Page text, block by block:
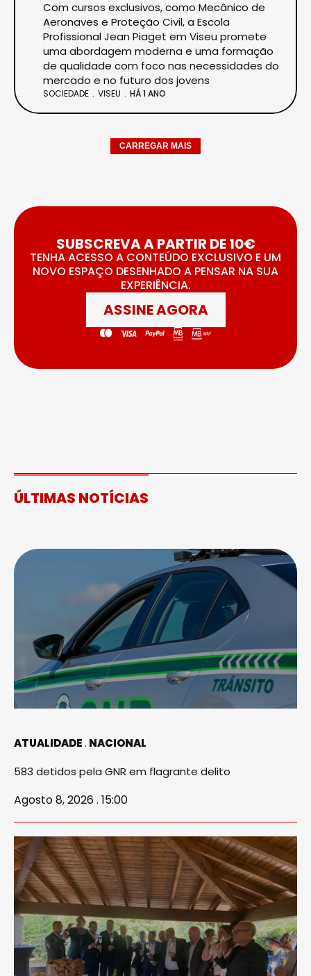
Com cursos exclusivos, como Mecânico de
Aeronaves e Proteção Civil, a Escola
Profissional Jean Piaget em Viseu promete
uma abordagem moderna e uma formação
de qualidade com foco nas necessidades do
mercado e no futuro dos jovens
SOCIEDADE VISEU HÁ 1 ANO
CARREGAR MAIS
SUBSCREVA A PARTIR DE 10€
TENHA ACESSO A CONTEÚDO EXCLUSIVO E UM
NOVO ESPAÇO DESENHADO A PENSAR NA SUA
EXPERIÊNCIA.
ASSINE AGORA
ÚLTIMAS NOTÍCIAS
ATUALIDADE NACIONAL
583 detidos pela GNR em flagrante delito
Agosto 8, 2026 . 15:00